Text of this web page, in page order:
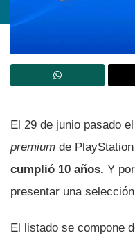
El 29 de junio pasado
premium de
cumplió 10 años. Y
presentar una
El listado se compone